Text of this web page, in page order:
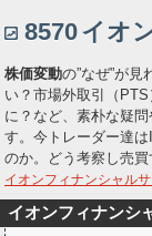
イ
ー
ト
8570イオ
株価変動の”なぜ”が
い？市場外取引（
に？など、素朴な疑
す。今トレーダー達
のか。どう考察し売買
イオンフィナンシャル
イオンフィナンシ